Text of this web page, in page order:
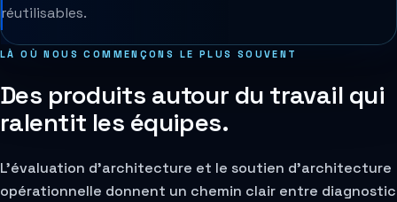
réutilisables.
LÀ OÙ NOUS COMMENÇONS LE PLUS SOUVENT
Des produits autour du travail qui
ralentit les équipes.
L'évaluation d'architecture et le soutien d'architecture
opérationnelle donnent un chemin clair entre diagnostic